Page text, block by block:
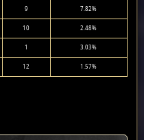
9 7.82%
10 2.48%
1 3.03%
12 1.57%